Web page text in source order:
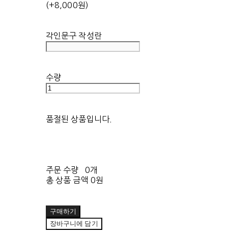
(+8,000원)
각인문구 작성란
수량
품절된 상품입니다.
주문 수량
0개
총 상품 금액 0원
구매하기
장바구니에 담기